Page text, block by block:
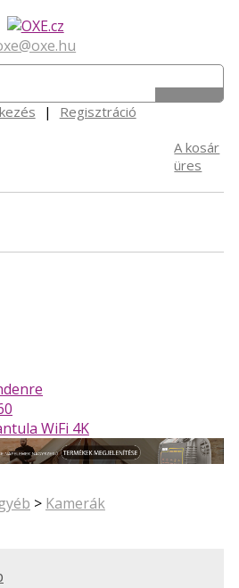
|
Regisztráció
A kosár
üres
> Kamerák